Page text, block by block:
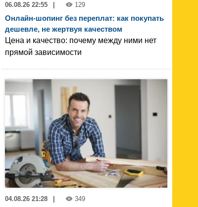
06.08.26 22:55 129
Онлайн-шопинг без переплат: как покупать
дешевле, не жертвуя качеством
Цена и качество: почему между ними нет
прямой зависимости
04.08.26 21:28 349